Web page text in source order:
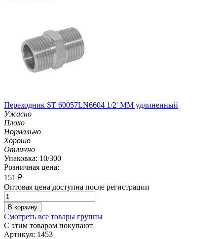
Переходник ST 60057LN6604 1/2' MM удлиненный
Ужасно
Плохо
Нормально
Хорошо
Отлично
Упаковка: 10/300
Розничная цена:
151 ₽
Оптовая цена доступна после регистрации
В корзину
Смотреть все товары группы
С этим товаром покупают
Артикул: 1453